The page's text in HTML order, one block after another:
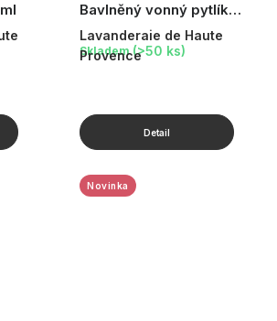
Bavlněný vonný pytlík
(náhodný výběr), 18 g
Lavanderaie de Haute
Provence
Skladem (>50 ks)
Novinka